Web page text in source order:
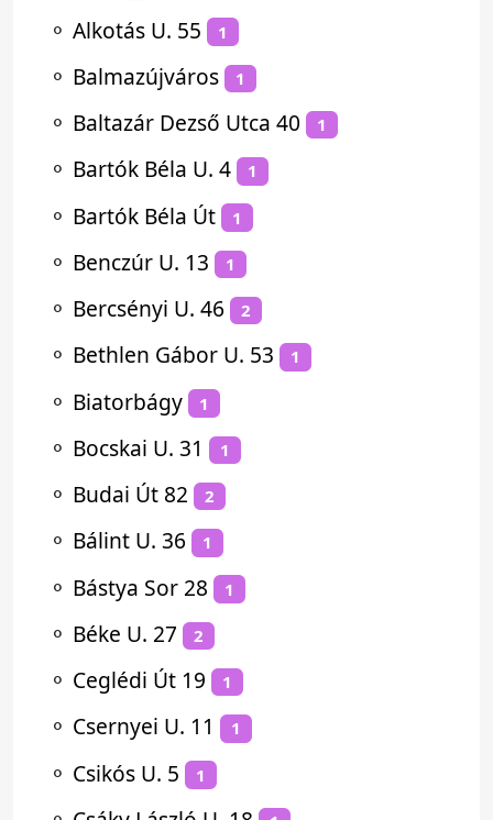
⚬ Alkotás U. 55 1
⚬ Balmazújváros 1
⚬ Baltazár Dezső Utca 40 1
⚬ Bartók Béla U. 4 1
⚬ Bartók Béla Út 1
⚬ Benczúr U. 13 1
⚬ Bercsényi U. 46 2
⚬ Bethlen Gábor U. 53 1
⚬ Biatorbágy 1
⚬ Bocskai U. 31 1
⚬ Budai Út 82 2
⚬ Bálint U. 36 1
⚬ Bástya Sor 28 1
⚬ Béke U. 27 2
⚬ Ceglédi Út 19 1
⚬ Csernyei U. 11 1
⚬ Csikós U. 5 1